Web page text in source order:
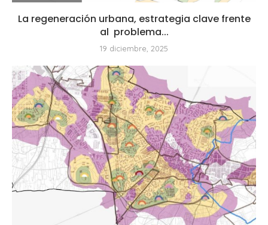
La regeneración urbana, estrategia clave frente
al problema...
19 diciembre, 2025